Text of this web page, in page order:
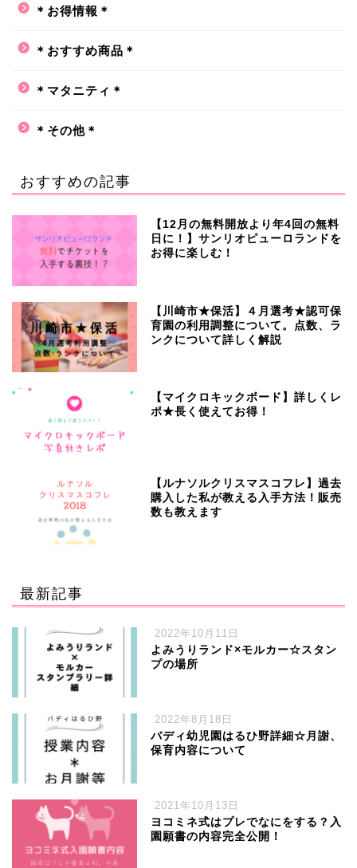
＊お得情報＊
＊おすすめ商品＊
＊マタニティ＊
＊その他＊
おすすめの記事
【12月の無料開放より年4回の無料
日に！】サンリオピューロランドを
お得に楽しむ！
【川崎市★保活】４月選考★認可保
育園の利用調整について。点数、ラ
ンクについて詳しく解説
【マイクロキックボード】詳しくレ
ポ★長く使えてお得！
【ルナソルクリスマスコフレ】過去
購入した私が教える入手方法！販売
数も教えます
最新記事
2022年10月11日
よみうりランド×モルカー☆スタン
プの場所
2022年8月18日
バディ幼児園はるひ野詳細☆月謝、
保育内容について
2021年10月13日
ヨコミネ式はプレでなにをする？入
園願書の内容完全公開！